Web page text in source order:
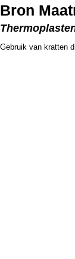
Bron
Gebruik van kratten